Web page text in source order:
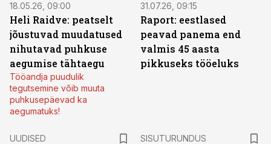
18.05.26, 09:00
Heli Raidve: peatselt
jõustuvad muudatused
nihutavad puhkuse
aegumise tähtaegu
Tööandja puudulik
tegutsemine võib muuta
puhkusepäevad ka
aegumatuks!
31.07.26, 09:15
Raport: eestlased
peavad panema end
valmis 45 aasta
pikkuseks tööeluks
UUDISED
SISUTURUNDUS